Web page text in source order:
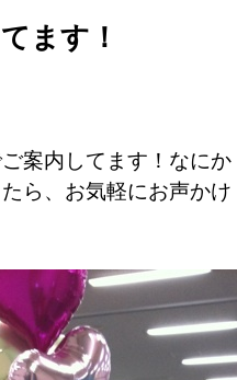
ます！
案内してます！なにか
ら、お気軽にお声かけ